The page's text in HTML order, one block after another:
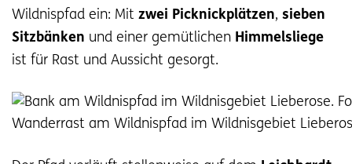
Wildnispfad ein: Mit zwei Picknickplätzen, sieben
Sitzbänken und einer gemütlichen Himmelsliege
ist für Rast und Aussicht gesorgt.
Wanderrast am Wildnispfad im Wildnisgebiet